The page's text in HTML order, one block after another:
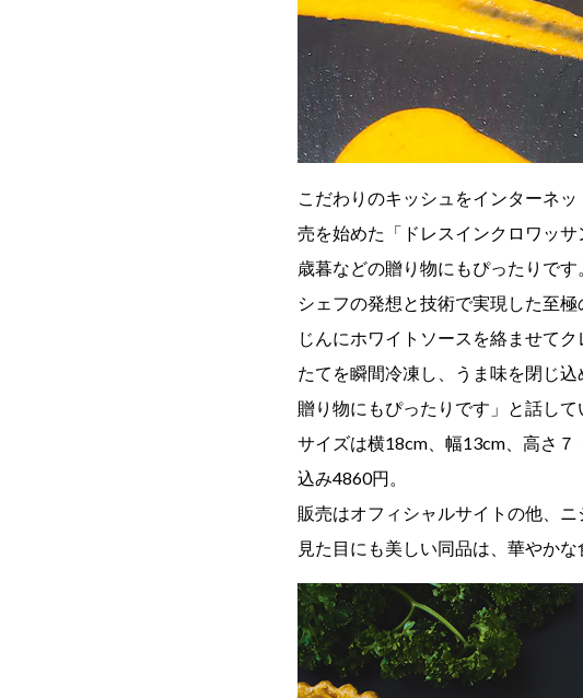
こだわりのキッシュをインターネ
売を始めた「ドレスインクロワッ
歳暮などの贈り物にもぴったりです
シェフの発想と技術で実現した至
じんにホワイトソースを絡ませて
たてを瞬間冷凍し、うま味を閉じ
贈り物にもぴったりです」と話して
サイズは横18cm、幅13cm、高さ
込み4860円。
販売はオフィシャルサイトの他、
見た目にも美しい同品は、華やか